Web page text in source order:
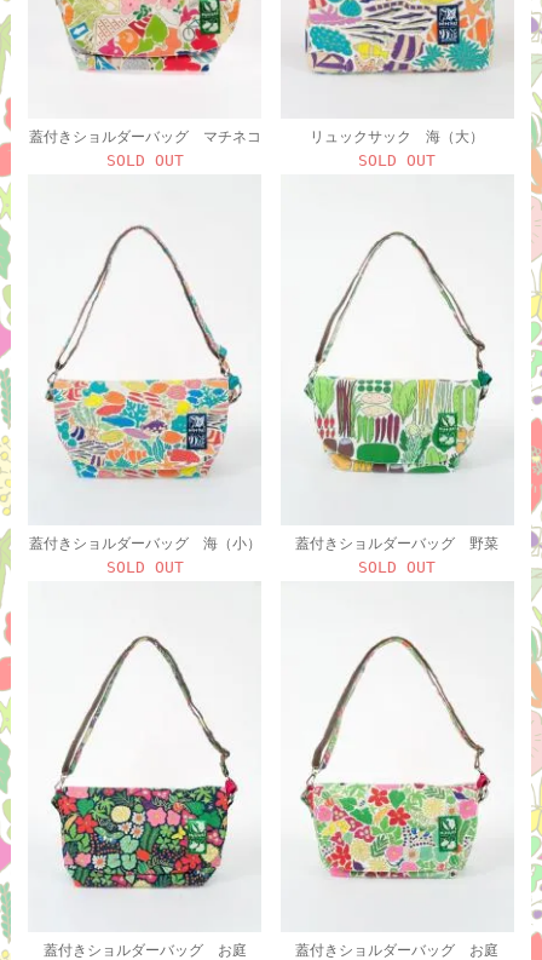
蓋付きショルダーバッグ マチネコ
SOLD OUT
リュックサック 海（大）
SOLD OUT
蓋付きショルダーバッグ 海（小）
SOLD OUT
蓋付きショルダーバッグ 野菜
SOLD OUT
蓋付きショルダーバッグ お庭
蓋付きショルダーバッグ お庭